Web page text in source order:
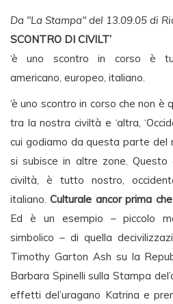
Da "La Stampa" del 13.09.05 di
SCONTRO DI CIVILT’
‘è uno scontro in corso è
americano, europeo, italiano.
‘è uno scontro in corso che non
tra la nostra civiltà e ‘altra,
cui godiamo da questa parte del
si subisce in altre zone. Questo
civiltà, è tutto nostro,
italiano.Culturale ancor prima
Ed è un esempio – piccolo
simbolico – di quella
Timothy Garton Ash su la
Barbara Spinelli sulla Stampa
effetti del’uragano Katrina e